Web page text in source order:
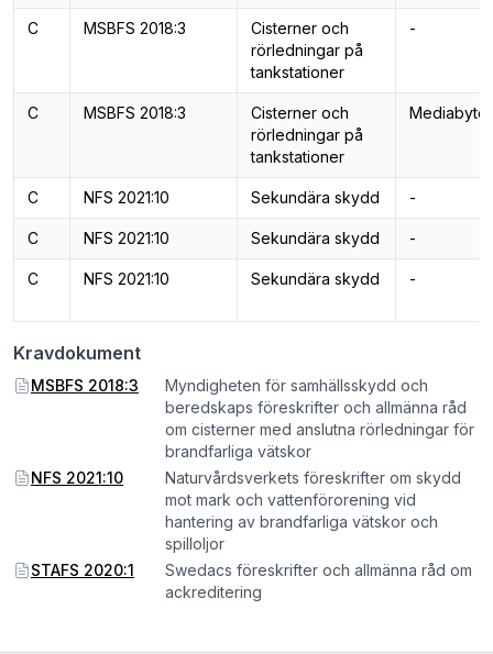
C MSBFS 2018:3
Cisterner och
rörledningar på
tankstationer
-
C MSBFS 2018:3
Cisterner och
rörledningar på
tankstationer
Mediabyte
C NFS 2021:10 Sekundära skydd -
C NFS 2021:10 Sekundära skydd -
C NFS 2021:10 Sekundära skydd -
Kravdokument
MSBFS 2018:3
Myndigheten för samhällsskydd och
beredskaps föreskrifter och allmänna råd
om cisterner med anslutna rörledningar för
brandfarliga vätskor
NFS 2021:10
Naturvårdsverkets föreskrifter om skydd
mot mark och vattenförorening vid
hantering av brandfarliga vätskor och
spilloljor
STAFS 2020:1
Swedacs föreskrifter och allmänna råd om
ackreditering